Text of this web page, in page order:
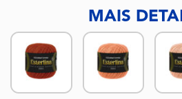
MAIS